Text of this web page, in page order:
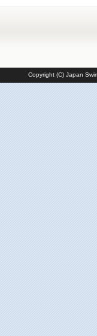
Copyright (C) Japan